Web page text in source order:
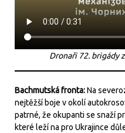
Dronaři 72. brigády
Bachmutská fronta:Na
nejtěžší boje v okolí
patrné, že okupanti se snaží
které leží na pro Ukrajince